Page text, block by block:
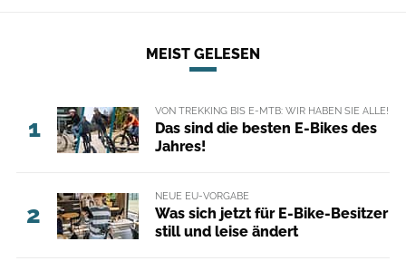
MEIST GELESEN
1
VON TREKKING BIS E-MTB: WIR HABEN SIE ALLE!
Das sind die besten E-Bikes des
Jahres!
2
NEUE EU-VORGABE
Was sich jetzt für E-Bike-Besitzer
still und leise ändert